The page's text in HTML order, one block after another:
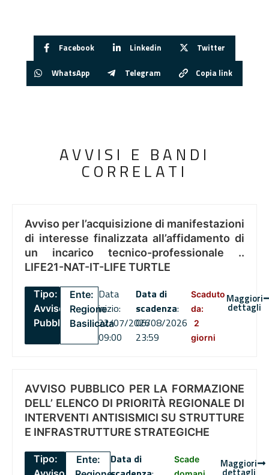
Facebook Linkedin Twitter
WhatsApp Telegram Copia link
AVVISI E BANDI
CORRELATI
Avviso per l’acquisizione di manifestazioni
di interesse finalizzata all’affidamento di
un incarico tecnico-professionale ..
LIFE21-NAT-IT-LIFE TURTLE
Tipo:
Avviso
Pubblico
Ente:
Regione
Basilicata
Data
inizio:
22/07/2026
09:00
Data di
scadenza:
06/08/2026
23:59
Scaduto
da:
2
giorni
Maggiori
dettagli
AVVISO PUBBLICO PER LA FORMAZIONE
DELL’ ELENCO DI PRIORITÀ REGIONALE DI
INTERVENTI ANTISISMICI SU STRUTTURE
E INFRASTRUTTURE STRATEGICHE
Tipo:
Ente:
Data di
Scade
Maggiori